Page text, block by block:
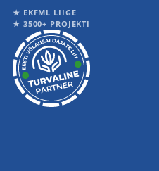
★ EKFML LIIGE
★ 3500+ PROJEKTI